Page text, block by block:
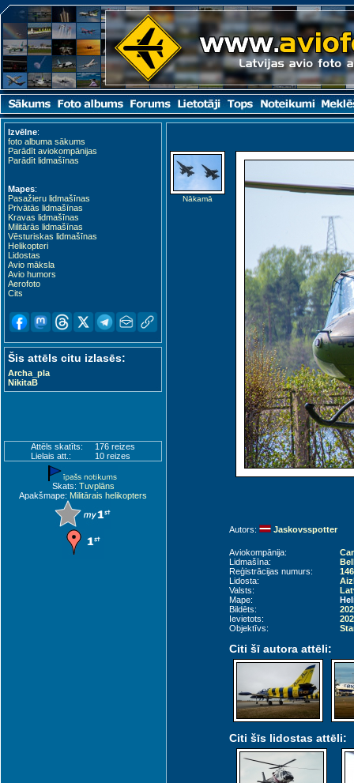
Izvēlne:
foto albuma sākums
Parādīt aviokompānijas
Parādīt lidmašīnas
Mapes:
Pasažieru lidmašīnas
Privātās lidmašīnas
Kravas lidmašīnas
Militārās lidmašīnas
Vēsturiskas lidmašīnas
Helikopteri
Lidostas
Avio māksla
Avio humors
Aerofoto
Cits
Šis attēls citu izlasēs:
Archa_pla
NikitaB
Attēls skatīts:
176 reizes
Lielais att.:
10 reizes
Skats: Tuvplāns
Apakšmape: Militārais helikopters
Nākamā
Autors: Jaskovsspotter
Aviokompānija:
Lidmašīna:
Reģistrācijas numurs:
Lidosta:
Valsts:
Mape:
Bildēts:
Ievietots:
Objektīvs:
Citi šī autora attēli:
Citi šīs lidostas attēli: